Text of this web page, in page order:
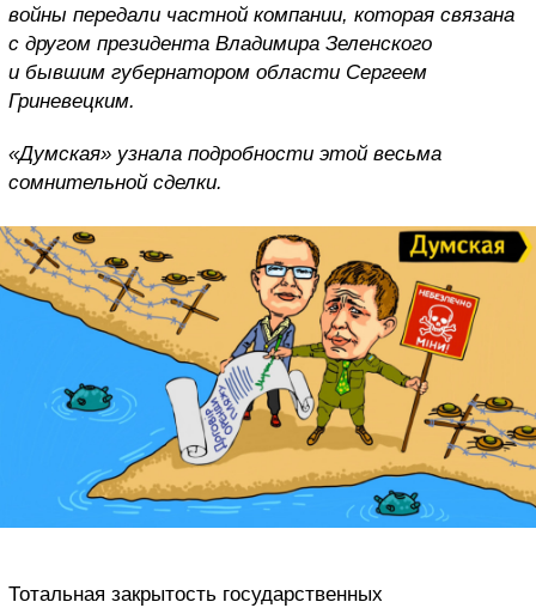
войны передали частной компании, которая связана
с другом президента Владимира Зеленского
и бывшим губернатором области Сергеем
Гриневецким.
«Думская» узнала подробности этой весьма
сомнительной сделки.
Тотальная закрытость государственных